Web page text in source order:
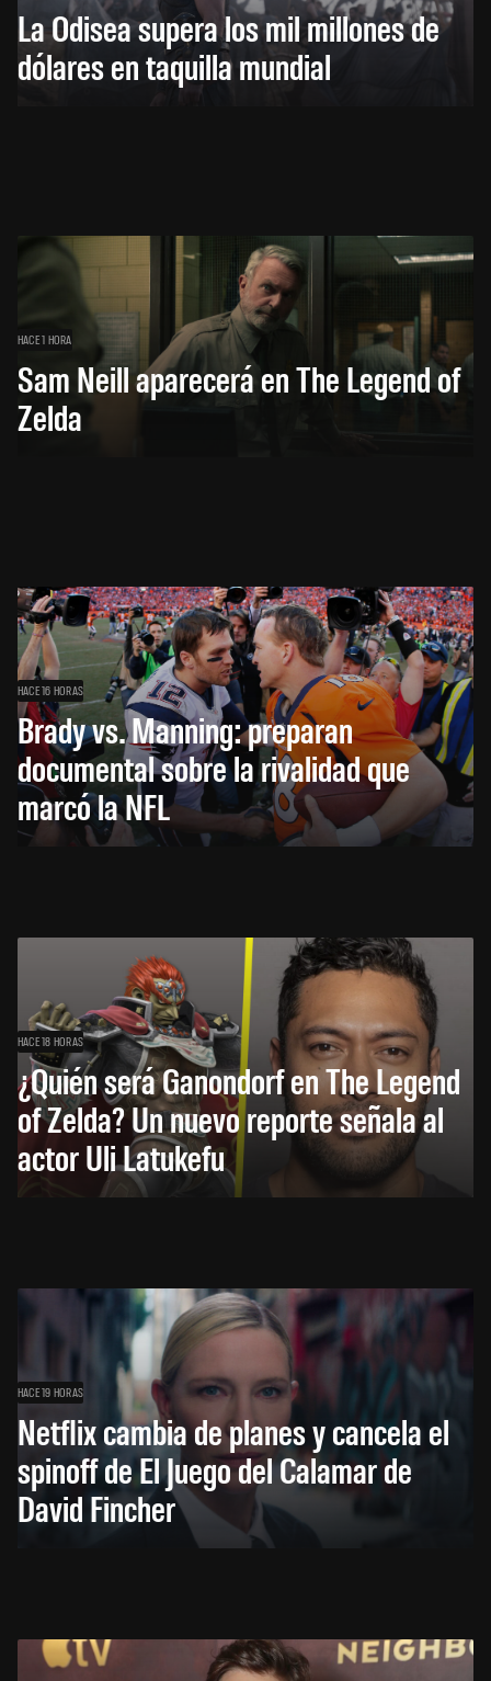
La Odisea supera los mil millones de
dólares en taquilla mundial
HACE 1 HORA
Sam Neill aparecerá en The Legend of
Zelda
HACE 16 HORAS
Brady vs. Manning: preparan
documental sobre la rivalidad que
marcó la NFL
HACE 18 HORAS
¿Quién será Ganondorf en The Legend
of Zelda? Un nuevo reporte señala al
actor Uli Latukefu
HACE 19 HORAS
Netflix cambia de planes y cancela el
spinoff de El Juego del Calamar de
David Fincher